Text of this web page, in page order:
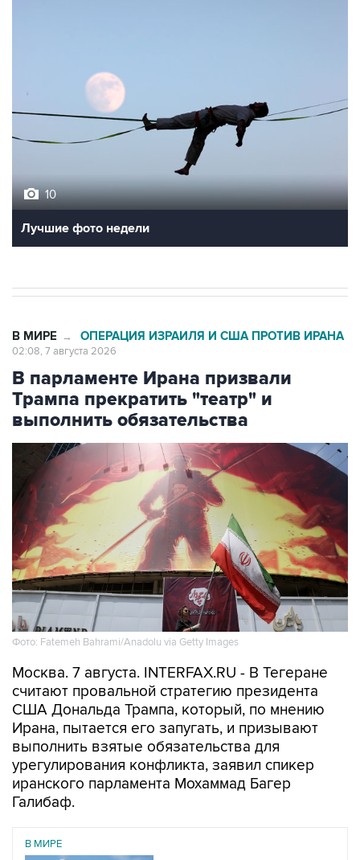
10
Лучшие фото недели
В МИРЕ → ОПЕРАЦИЯ ИЗРАИЛЯ И США ПРОТИВ ИРАНА
02:08, 7 августа 2026
В парламенте Ирана призвали
Трампа прекратить "театр" и
выполнить обязательства
Фото: Fatemeh Bahrami/Anadolu via Getty Images
Москва. 7 августа. INTERFAX.RU - В Тегеране
считают провальной стратегию президента
США Дональда Трампа, который, по мнению
Ирана, пытается его запугать, и призывают
выполнить взятые обязательства для
урегулирования конфликта, заявил спикер
иранского парламента Мохаммад Багер
Галибаф.
В МИРЕ